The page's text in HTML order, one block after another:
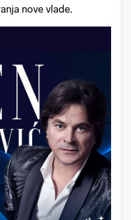
nove vlade.